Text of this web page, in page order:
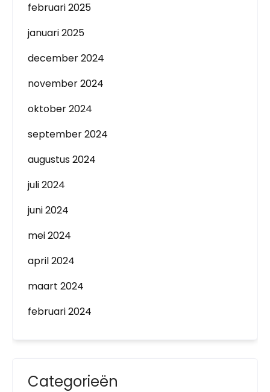
februari 2025
januari 2025
december 2024
november 2024
oktober 2024
september 2024
augustus 2024
juli 2024
juni 2024
mei 2024
april 2024
maart 2024
februari 2024
Categorieën